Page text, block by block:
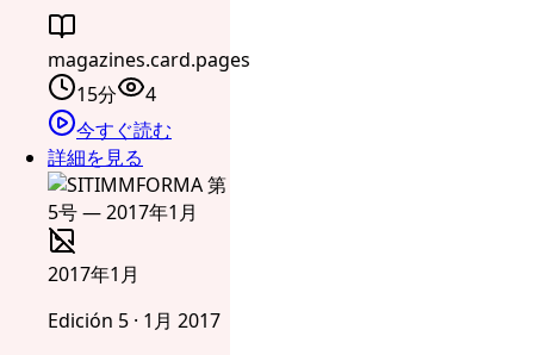
magazines.card.pages
15分
4
今すぐ読む
詳細を見る
2017年1月
Edición 5 · 1月 2017